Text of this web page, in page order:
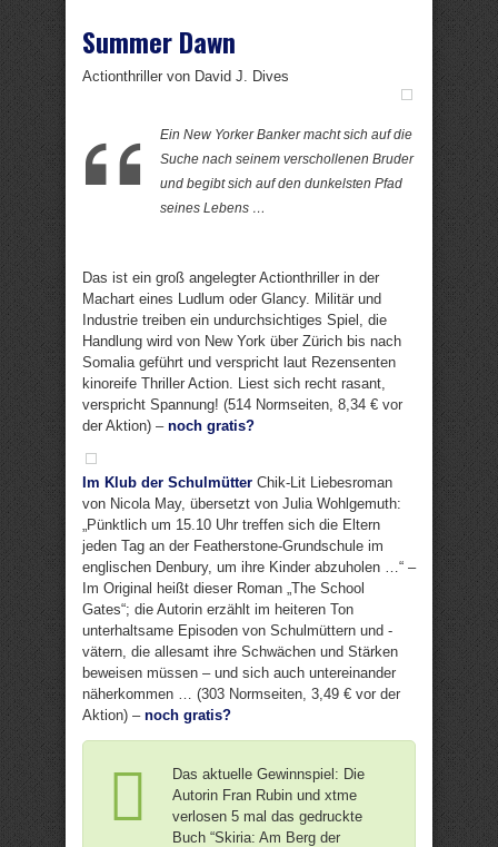
Summer Dawn
Actionthriller von David J. Dives
Ein New Yorker Banker macht sich auf die
Suche nach seinem verschollenen Bruder
und begibt sich auf den dunkelsten Pfad
seines Lebens …
Das ist ein groß angelegter Actionthriller in der
Machart eines Ludlum oder Glancy. Militär und
Industrie treiben ein undurchsichtiges Spiel, die
Handlung wird von New York über Zürich bis nach
Somalia geführt und verspricht laut Rezensenten
kinoreife Thriller Action. Liest sich recht rasant,
verspricht Spannung! (514 Normseiten, 8,34 € vor
der Aktion) – noch gratis?
Im Klub der Schulmütter Chik-Lit Liebesroman
von Nicola May, übersetzt von Julia Wohlgemuth:
„Pünktlich um 15.10 Uhr treffen sich die Eltern
jeden Tag an der Featherstone-Grundschule im
englischen Denbury, um ihre Kinder abzuholen …“ –
Im Original heißt dieser Roman „The School
Gates“; die Autorin erzählt im heiteren Ton
unterhaltsame Episoden von Schulmüttern und -
vätern, die allesamt ihre Schwächen und Stärken
beweisen müssen – und sich auch untereinander
näherkommen … (303 Normseiten, 3,49 € vor der
Aktion) – noch gratis?
Das aktuelle Gewinnspiel: Die
Autorin Fran Rubin und xtme
verlosen 5 mal das gedruckte
Buch “Skiria: Am Berg der